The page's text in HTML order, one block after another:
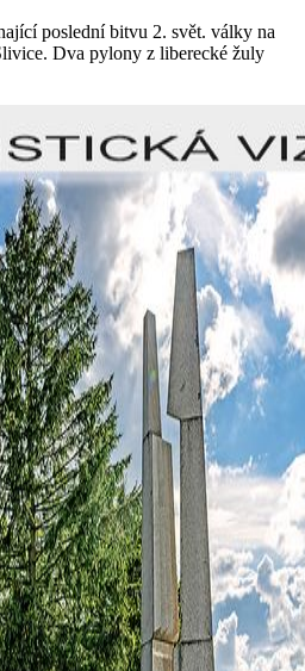
poslední bitvu 2. svět. války na
Dva pylony z liberecké žuly